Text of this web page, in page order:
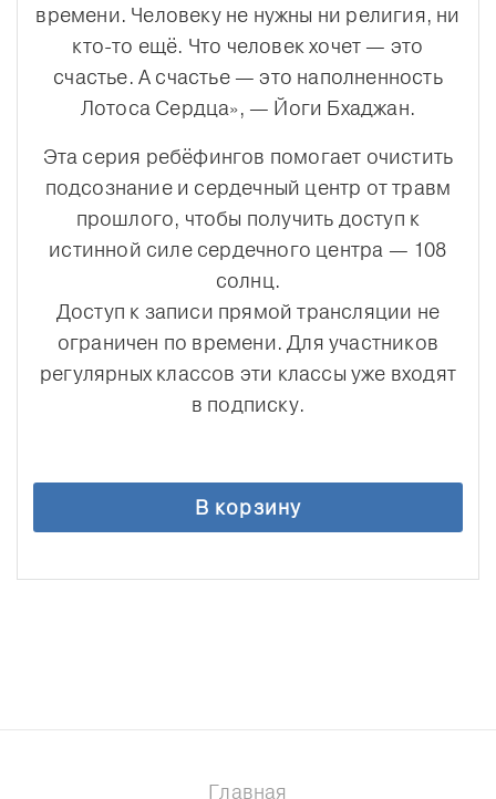
времени. Человеку не нужны ни религия, ни
кто-то ещё. Что человек хочет — это
счастье. А счастье — это наполненность
Лотоса Сердца», — Йоги Бхаджан.
Эта cерия ребёфингов помогает очистить
подсознание и сердечный центр от травм
прошлого, чтобы получить доступ к
истинной силе сердечного центра — 108
солнц.
Доступ к записи прямой трансляции не
ограничен по времени. Для участников
регулярных классов эти классы уже входят
в подписку.
В корзину
Главная